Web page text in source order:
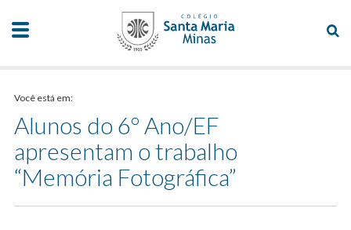
Você está em:
Alunos do 6º Ano/EF
apresentam o trabalho
“Memória Fotográfica”